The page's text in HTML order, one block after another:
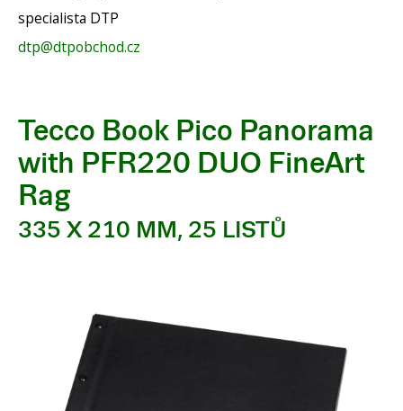
specialista DTP
dtp@dtpobchod.cz
Tecco Book Pico Panorama
with PFR220 DUO FineArt
Rag
335 X 210 MM, 25 LISTŮ